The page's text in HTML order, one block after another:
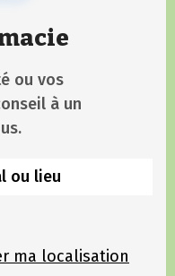
ou vos
à un
ma localisation